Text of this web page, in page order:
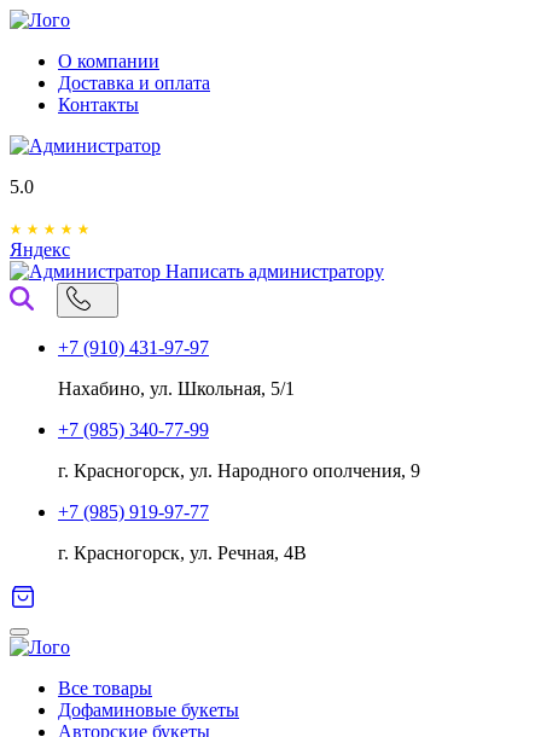
О компании
Доставка и оплата
Контакты
5.0
Яндекс
Написать администратору
+7 (910) 431-97-97
Нахабино, ул. Школьная, 5/1
+7 (985) 340-77-99
г. Красногорск, ул. Народного ополчения, 9
+7 (985) 919-97-77
г. Красногорск, ул. Речная, 4В
Все товары
Дофаминовые букеты
Авторские букеты